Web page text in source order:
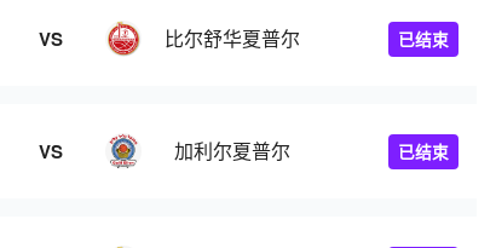
VS 比尔舒华夏普尔 已结束
VS 加利尔夏普尔 已结束